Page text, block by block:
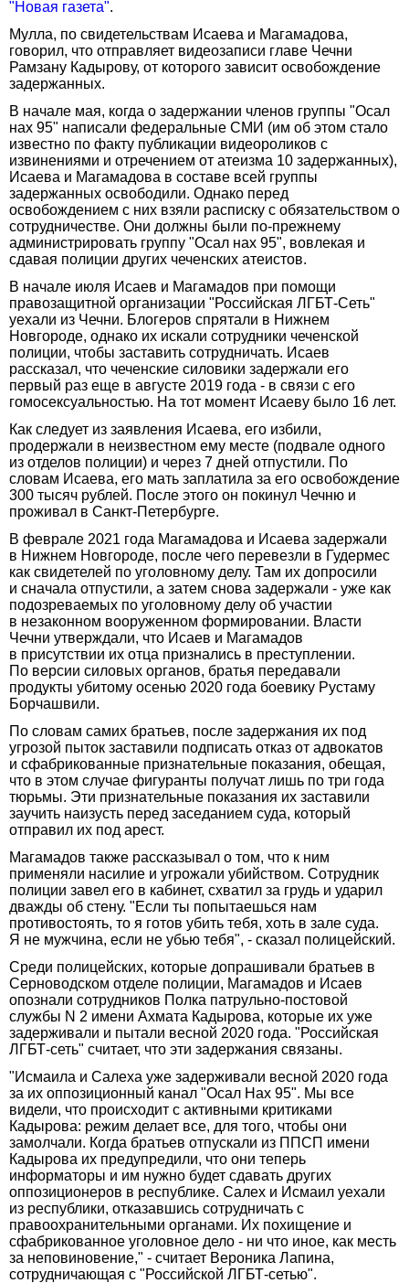
"Новая газета".
Мулла, по свидетельствам Исаева и Магамадова,
говорил, что отправляет видеозаписи главе Чечни
Рамзану Кадырову, от которого зависит освобождение
задержанных.
В начале мая, когда о задержании членов группы "Осал
нах 95" написали федеральные СМИ (им об этом стало
известно по факту публикации видеороликов с
извинениями и отречением от атеизма 10 задержанных),
Исаева и Магамадова в составе всей группы
задержанных освободили. Однако перед
освобождением с них взяли расписку с обязательством о
сотрудничестве. Они должны были по-прежнему
администрировать группу "Осал нах 95", вовлекая и
сдавая полиции других чеченских атеистов.
В начале июля Исаев и Магамадов при помощи
правозащитной организации "Российская ЛГБТ-Сеть"
уехали из Чечни. Блогеров спрятали в Нижнем
Новгороде, однако их искали сотрудники чеченской
полиции, чтобы заставить сотрудничать. Исаев
рассказал, что чеченские силовики задержали его
первый раз еще в августе 2019 года - в связи с его
гомосексуальностью. На тот момент Исаеву было 16 лет.
Как следует из заявления Исаева, его избили,
продержали в неизвестном ему месте (подвале одного
из отделов полиции) и через 7 дней отпустили. По
словам Исаева, его мать заплатила за его освобождение
300 тысяч рублей. После этого он покинул Чечню и
проживал в Санкт-Петербурге.
В феврале 2021 года Магамадова и Исаева задержали
в Нижнем Новгороде, после чего перевезли в Гудермес
как свидетелей по уголовному делу. Там их допросили
и сначала отпустили, а затем снова задержали - уже как
подозреваемых по уголовному делу об участии
в незаконном вооруженном формировании. Власти
Чечни утверждали, что Исаев и Магамадов
в присутствии их отца признались в преступлении.
По версии силовых органов, братья передавали
продукты убитому осенью 2020 года боевику Рустаму
Борчашвили.
По словам самих братьев, после задержания их под
угрозой пыток заставили подписать отказ от адвокатов
и сфабрикованные признательные показания, обещая,
что в этом случае фигуранты получат лишь по три года
тюрьмы. Эти признательные показания их заставили
заучить наизусть перед заседанием суда, который
отправил их под арест.
Магамадов также рассказывал о том, что к ним
применяли насилие и угрожали убийством. Сотрудник
полиции завел его в кабинет, схватил за грудь и ударил
дважды об стену. "Если ты попытаешься нам
противостоять, то я готов убить тебя, хоть в зале суда.
Я не мужчина, если не убью тебя", - сказал полицейский.
Среди полицейских, которые допрашивали братьев в
Серноводском отделе полиции, Магамадов и Исаев
опознали сотрудников Полка патрульно-постовой
службы N 2 имени Ахмата Кадырова, которые их уже
задерживали и пытали весной 2020 года. "Российская
ЛГБТ-сеть" считает, что эти задержания связаны.
"Исмаила и Салеха уже задерживали весной 2020 года
за их оппозиционный канал "Осал Нах 95". Мы все
видели, что происходит с активными критиками
Кадырова: режим делает все, для того, чтобы они
замолчали. Когда братьев отпускали из ППСП имени
Кадырова их предупредили, что они теперь
информаторы и им нужно будет сдавать других
оппозиционеров в республике. Салех и Исмаил уехали
из республики, отказавшись сотрудничать с
правоохранительными органами. Их похищение и
сфабрикованное уголовное дело - ни что иное, как месть
за неповиновение," - считает Вероника Лапина,
сотрудничающая с "Российской ЛГБТ-сетью".